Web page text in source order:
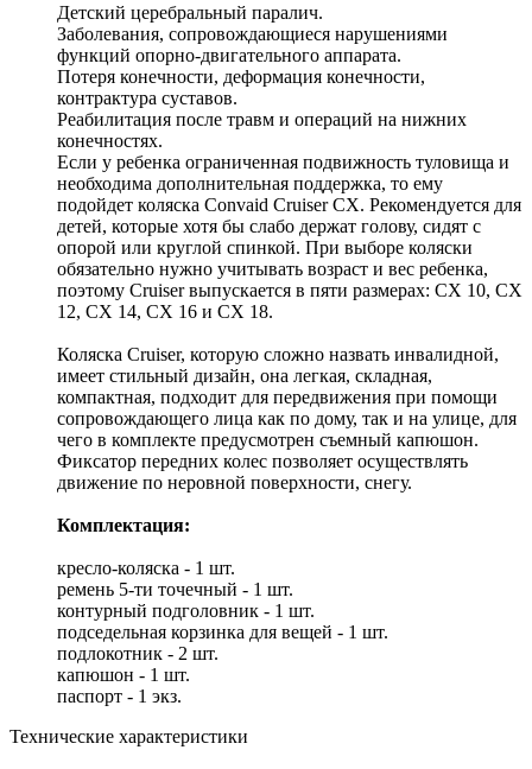
Детский церебральный паралич.
Заболевания, сопровождающиеся нарушениями
функций опорно-двигательного аппарата.
Потеря конечности, деформация конечности,
контрактура суставов.
Реабилитация после травм и операций на нижних
конечностях.
Если у ребенка ограниченная подвижность туловища и
необходима дополнительная поддержка, то ему
подойдет коляска Convaid Cruiser CX. Рекомендуется для
детей, которые хотя бы слабо держат голову, сидят с
опорой или круглой спинкой. При выборе коляски
обязательно нужно учитывать возраст и вес ребенка,
поэтому Cruiser выпускается в пяти размерах: CX 10, CX
12, CX 14, CX 16 и CX 18.
Коляска Cruiser, которую сложно назвать инвалидной,
имеет стильный дизайн, она легкая, складная,
компактная, подходит для передвижения при помощи
сопровождающего лица как по дому, так и на улице, для
чего в комплекте предусмотрен съемный капюшон.
Фиксатор передних колес позволяет осуществлять
движение по неровной поверхности, снегу.
Комплектация:
кресло-коляска - 1 шт.
ремень 5-ти точечный - 1 шт.
контурный подголовник - 1 шт.
подседельная корзинка для вещей - 1 шт.
подлокотник - 2 шт.
капюшон - 1 шт.
паспорт - 1 экз.
Технические характеристики